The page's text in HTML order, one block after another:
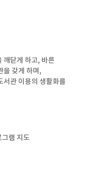
깨닫게 하고, 바른
을 갖게 하며,
서관 이용의 생활화를
그램 지도